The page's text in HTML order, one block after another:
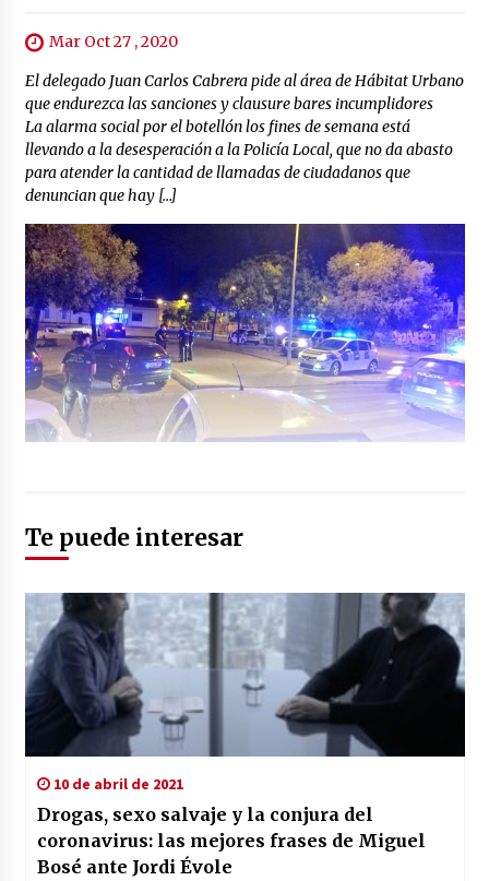
Mar Oct 27 , 2020
El delegado Juan Carlos Cabrera pide al área de Hábitat Urbano
que endurezca las sanciones y clausure bares incumplidores
La alarma social por el botellón los fines de semana está
llevando a la desesperación a la Policía Local, que no da abasto
para atender la cantidad de llamadas de ciudadanos que
denuncian que hay […]
Te puede interesar
10 de abril de 2021
Drogas, sexo salvaje y la conjura del
coronavirus: las mejores frases de Miguel
Bosé ante Jordi Évole